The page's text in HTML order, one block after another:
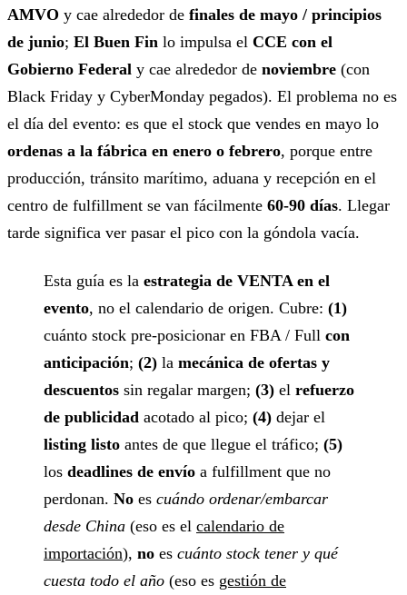
AMVO y cae alrededor de finales de mayo / principios
de junio; El Buen Fin lo impulsa el CCE con el
Gobierno Federal y cae alrededor de noviembre (con
Black Friday y CyberMonday pegados). El problema no es
el día del evento: es que el stock que vendes en mayo lo
ordenas a la fábrica en enero o febrero, porque entre
producción, tránsito marítimo, aduana y recepción en el
centro de fulfillment se van fácilmente 60-90 días. Llegar
tarde significa ver pasar el pico con la góndola vacía.
Esta guía es la estrategia de VENTA en el
evento, no el calendario de origen. Cubre: (1)
cuánto stock pre-posicionar en FBA / Full con
anticipación; (2) la mecánica de ofertas y
descuentos sin regalar margen; (3) el refuerzo
de publicidad acotado al pico; (4) dejar el
listing listo antes de que llegue el tráfico; (5)
los deadlines de envío a fulfillment que no
perdonan. No es cuándo ordenar/embarcar
desde China (eso es el calendario de
importación), no es cuánto stock tener y qué
cuesta todo el año (eso es gestión de